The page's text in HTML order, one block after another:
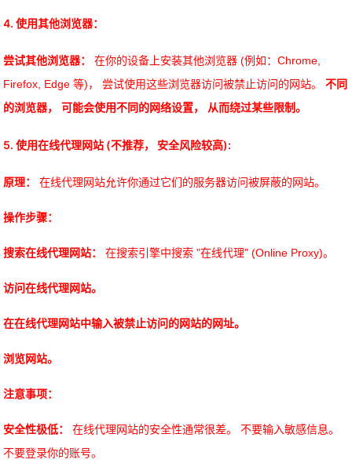
4. 使用其他浏览器：
尝试其他浏览器：
在你的设备上安装其他浏览器 (例如：Chrome,
Firefox, Edge 等)， 尝试使用这些浏览器访问被禁止访问的网站。不同
的浏览器， 可能会使用不同的网络设置， 从而绕过某些限制。
5. 使用在线代理网站 (不推荐， 安全风险较高):
原理： 在线代理网站允许你通过它们的服务器访问被屏蔽的网站。
操作步骤：
搜索在线代理网站： 在搜索引擎中搜索 "在线代理" (Online Proxy)。
访问在线代理网站。
在在线代理网站中输入被禁止访问的网站的网址。
浏览网站。
注意事项：
安全性极低：
在线代理网站的安全性通常很差。 不要输入敏感信息。
不要登录你的账号。